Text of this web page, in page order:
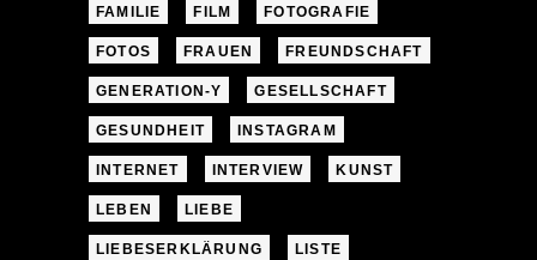
FAMILIE FILM FOTOGRAFIE
FOTOS FRAUEN FREUNDSCHAFT
GENERATION-Y GESELLSCHAFT
GESUNDHEIT INSTAGRAM
INTERNET INTERVIEW KUNST
LEBEN LIEBE
LIEBESERKLÄRUNG LISTE